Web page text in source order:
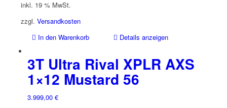
inkl. 19 % MwSt.
zzgl. Versandkosten
In den Warenkorb
Details anzeigen
3T Ultra Rival XPLR AXS
1×12 Mustard 56
3.999,00 €